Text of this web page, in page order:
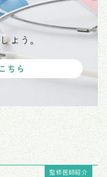
よう。
ちら
監修医師紹介